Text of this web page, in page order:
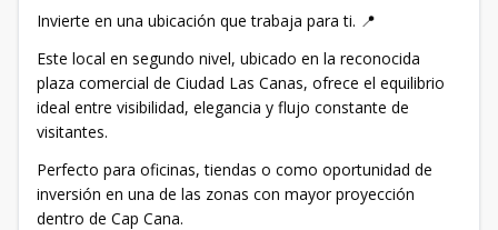
Invierte en una ubicación que trabaja para ti. 📍
Este local en segundo nivel, ubicado en la reconocida
plaza comercial de Ciudad Las Canas, ofrece el equilibrio
ideal entre visibilidad, elegancia y flujo constante de
visitantes.
Perfecto para oficinas, tiendas o como oportunidad de
inversión en una de las zonas con mayor proyección
dentro de Cap Cana.